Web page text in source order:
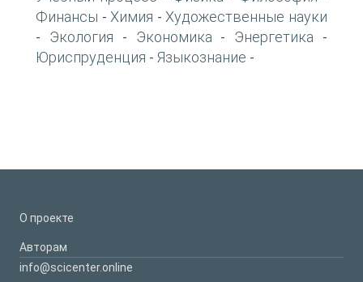
Финансы - Химия - Художественные науки
- Экология - Экономика - Энергетика -
Юриспруденция - Языкознание -
О проекте
Авторам
info@scicenter.online